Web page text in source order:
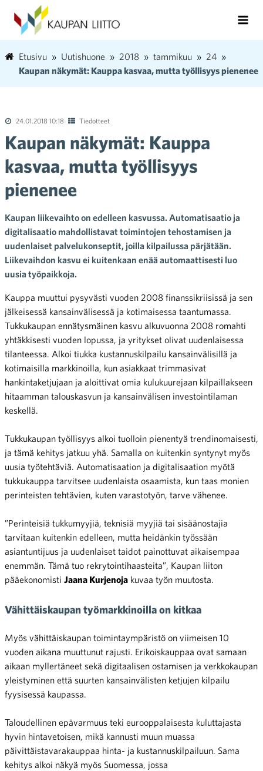
Etusivu Uutishuone 2018 tammikuu
24
Kaupan näkymät: Kauppa kasvaa, mutta työllisyys pienenee
24.01.2018 10:18 Tiedotteet
Kaupan näkymät: Kauppa
kasvaa, mutta työllisyys
pienenee
Kaupan liikevaihto on edelleen kasvussa. Automatisaatio ja
digitalisaatio mahdollistavat toimintojen tehostamisen ja
uudenlaiset palvelukonseptit, joilla kilpailussa pärjätään.
Liikevaihdon kasvu ei kuitenkaan enää automaattisesti luo
uusia työpaikkoja.
Kauppa muuttui pysyvästi vuoden 2008 finanssikriisissä ja sen
jälkeisessä kansainvälisessä ja kotimaisessa taantumassa.
Tukkukaupan ennätysmäinen kasvu alkuvuonna 2008 romahti
yhtäkkisesti vuoden lopussa, ja yritykset olivat uudenlaisessa
tilanteessa. Alkoi tiukka kustannuskilpailu kansainvälisillä ja
kotimaisilla markkinoilla, kun asiakkaat trimmasivat
hankintaketjujaan ja aloittivat omia kulukuurejaan kilpaillakseen
hitaamman talouskasvun ja kansainvälisen investointilaman
keskellä.
Tukkukaupan työllisyys alkoi tuolloin pienentyä trendinomaisesti,
ja tämä kehitys jatkuu yhä. Samalla on kuitenkin syntynyt myös
uusia työtehtäviä. Automatisaation ja digitalisaation myötä
tukkukauppa tarvitsee uudenlaista osaamista, kun taas monien
perinteisten tehtävien, kuten varastotyön, tarve vähenee.
”Perinteisiä tukkumyyjiä, teknisiä myyjiä tai sisäänostajia
tarvitaan kuitenkin edelleen, mutta heidänkin työssään
asiantuntijuus ja uudenlaiset taidot painottuvat aikaisempaa
enemmän. Tämä tuo rekrytointihaasteita”, Kaupan liiton
pääekonomisti Jaana Kurjenoja kuvaa työn muutosta.
Vähittäiskaupan työmarkkinoilla on kitkaa
Myös vähittäiskaupan toimintaympäristö on viimeisen 10
vuoden aikana muuttunut rajusti. Erikoiskauppaa ovat samaan
aikaan myllertäneet sekä digitaalisen ostamisen ja verkkokaupan
yleistyminen että suurten kansainvälisten ketjujen kilpailu
fyysisessä kaupassa.
Taloudellinen epävarmuus teki eurooppalaisesta kuluttajasta
hyvin hintavetoisen, mikä kannusti muun muassa
päivittäistavarakauppaa hinta- ja kustannuskilpailuun. Sama
kehitys alkoi näkyä myös Suomessa, jossa